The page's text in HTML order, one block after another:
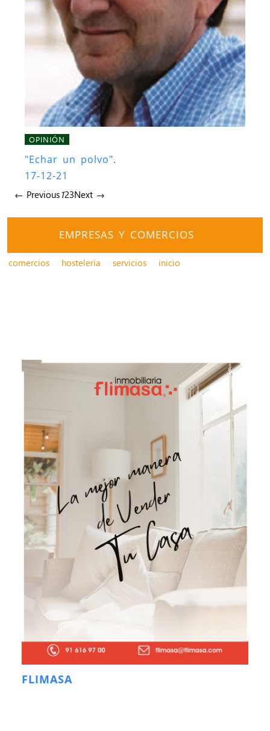
OPINIÓN
"Echar un polvo".
17-12-21
← Previous123Next →
EMPRESAS Y COMERCIOS
comercios hostelería servicios inicio
FLIMASA